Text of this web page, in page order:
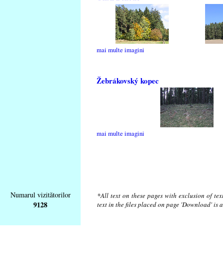
mai multe imagini
Žebrákovský kopec
mai multe imagini
Numarul vizitătorilor
9128
*All text on these pages with exclusion of
text in the files placed on page 'Download'